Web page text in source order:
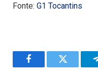
Fonte: G1 Tocantins
FacebookTwitter